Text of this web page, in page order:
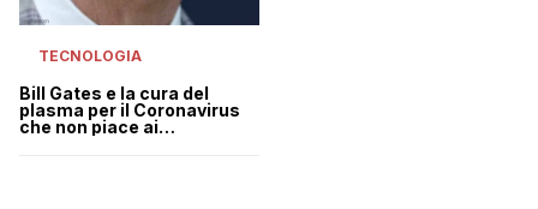
TECNOLOGIA
Bill Gates e la cura del
plasma per il Coronavirus
che non piace ai